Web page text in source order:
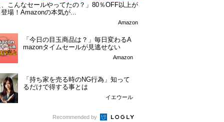
こんなセールやってたの？」80％OFF以上が
場！Amazonの本気が...
Amazon
「今日の目玉商品は？」毎日変わるA
mazonタイムセールが見逃せない
Amazon
「持ち家を売る時のNG行為」知って
るだけで得する事とは
イエウール
Recommended by